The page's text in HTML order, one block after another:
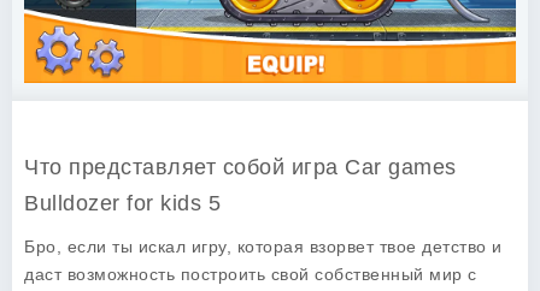
Что представляет собой игра Car games
Bulldozer for kids 5
Бро, если ты искал игру, которая взорвет твое детство и
даст возможность построить свой собственный мир с